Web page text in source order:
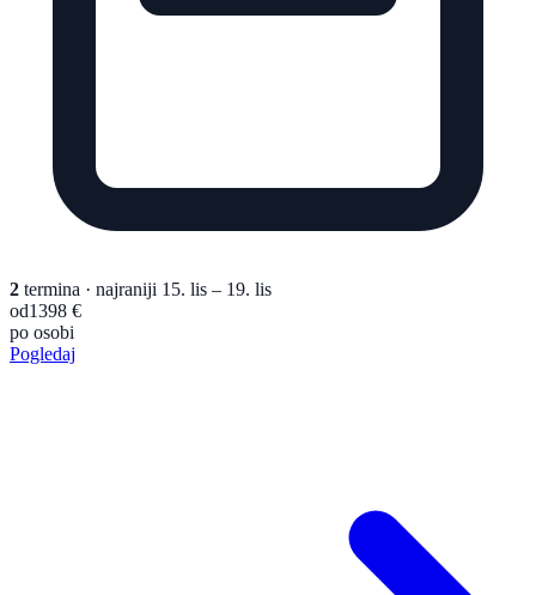
2 termina · najraniji 15. lis – 19. lis
od1398 €
po osobi
Pogledaj